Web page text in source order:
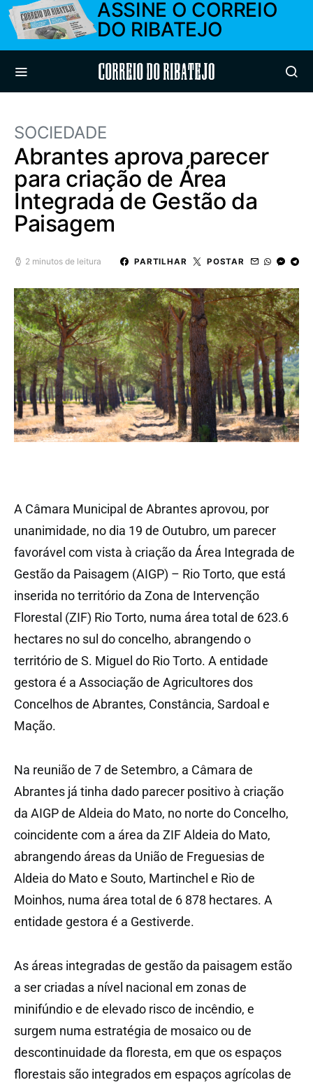
ASSINE O CORREIO
DO RIBATEJO
Correio do Ribatejo
SOCIEDADE
Abrantes aprova parecer
para criação de Área
Integrada de Gestão da
Paisagem
2 minutos de leitura PARTILHAR POSTAR
A Câmara Municipal de Abrantes aprovou, por
unanimidade, no dia 19 de Outubro, um parecer
favorável com vista à criação da Área Integrada de
Gestão da Paisagem (AIGP) – Rio Torto, que está
inserida no território da Zona de Intervenção
Florestal (ZIF) Rio Torto, numa área total de 623.6
hectares no sul do concelho, abrangendo o
território de S. Miguel do Rio Torto. A entidade
gestora é a Associação de Agricultores dos
Concelhos de Abrantes, Constância, Sardoal e
Mação.
Na reunião de 7 de Setembro, a Câmara de
Abrantes já tinha dado parecer positivo à criação
da AIGP de Aldeia do Mato, no norte do Concelho,
coincidente com a área da ZIF Aldeia do Mato,
abrangendo áreas da União de Freguesias de
Aldeia do Mato e Souto, Martinchel e Rio de
Moinhos, numa área total de 6 878 hectares. A
entidade gestora é a Gestiverde.
As áreas integradas de gestão da paisagem estão
a ser criadas a nível nacional em zonas de
minifúndio e de elevado risco de incêndio, e
surgem numa estratégia de mosaico ou de
descontinuidade da floresta, em que os espaços
florestais são integrados em espaços agrícolas de